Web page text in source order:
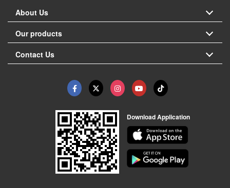
About Us
Our products
Contact Us
Download Application